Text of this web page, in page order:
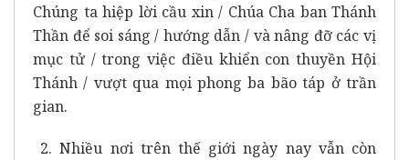
Chúng ta hiệp lời cầu xin / Chúa Cha ban Thánh
Thần để soi sáng / hướng dẫn / và nâng đỡ các vị
mục tử / trong việc điều khiển con thuyền Hội
Thánh / vượt qua mọi phong ba bão táp ở trần
gian.
2. Nhiều nơi trên thế giới ngày nay vẫn còn